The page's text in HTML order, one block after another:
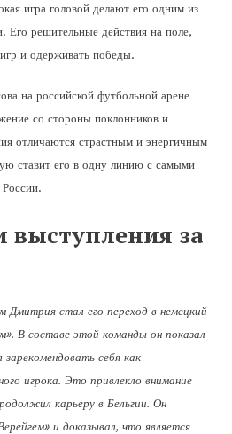
игра головой делают его одним из
Его решительные действия на поле,
и одерживать победы.
на российской футбольной арене
со стороны поклонников и
отличаются страстным и энергичным
ставит его в одну линию с самыми
выступления за
стал его переход в немецкий
В составе этой команды он показал
себя как
игрока. Это привлекло внимание
карьеру в Бельгии. Он
и доказывал, что является